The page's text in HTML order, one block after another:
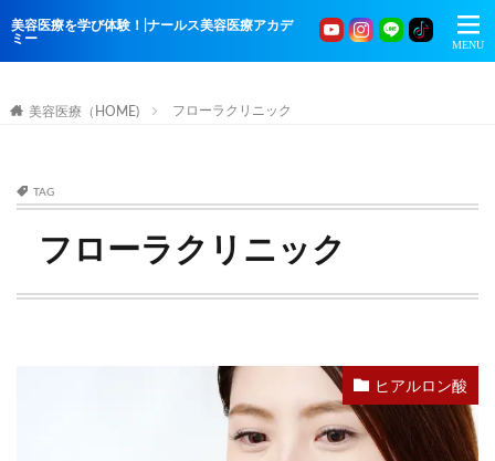
美容医療を学び体験！|ナールス美容医療アカデ
ミー
美容医療（HOME) フローラクリニック
TAG
フローラクリニック
ヒアルロン酸